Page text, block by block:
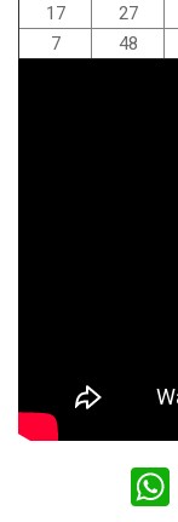
17
27
7
48